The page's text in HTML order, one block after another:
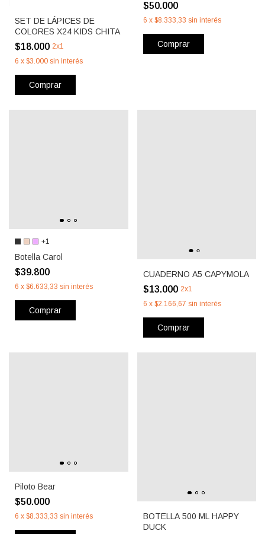
SET DE LÁPICES DE
COLORES X24 KIDS CHITA
$18.000 2x1
6 x $3.000 sin interés
Comprar
$50.000
6 x $8.333,33 sin interés
Comprar
+1
Botella Carol
$39.800
6 x $6.633,33 sin interés
Comprar
CUADERNO A5 CAPYMOLA
$13.000 2x1
6 x $2.166,67 sin interés
Comprar
Piloto Bear
$50.000
6 x $8.333,33 sin interés
BOTELLA 500 ML HAPPY
DUCK